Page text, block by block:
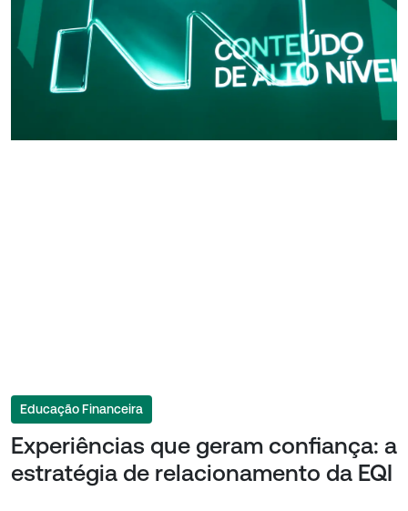
Educação Financeira
Experiências que geram confiança: a
estratégia de relacionamento da EQI